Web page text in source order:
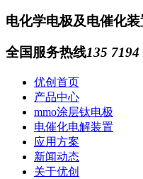
电化学电极及电催化
全国服务热线135 7194
优创首页
产品中心
mmo涂层钛电极
电催化电解装置
应用方案
新闻动态
关于优创